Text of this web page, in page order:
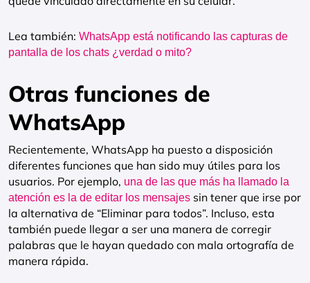
Lea también: WhatsApp está notificando las capturas de
pantalla de los chats ¿verdad o mito?
Otras funciones de
WhatsApp
Recientemente, WhatsApp ha puesto a disposición
diferentes funciones que han sido muy útiles para los
usuarios. Por ejemplo, una de las que más ha llamado la
atención es la de editar los mensajes sin tener que irse por
la alternativa de “Eliminar para todos”. Incluso, esta
también puede llegar a ser una manera de corregir
palabras que le hayan quedado con mala ortografía de
manera rápida.